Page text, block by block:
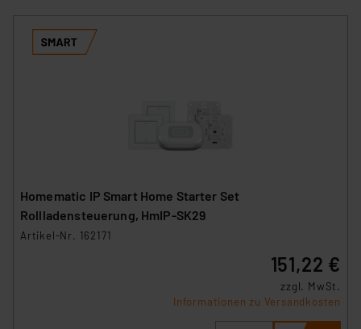
Homematic IP Smart Home Starter Set
Rollladensteuerung, HmIP-SK29
Artikel-Nr. 162171
151,22 €
zzgl. MwSt.
Informationen zu Versandkosten